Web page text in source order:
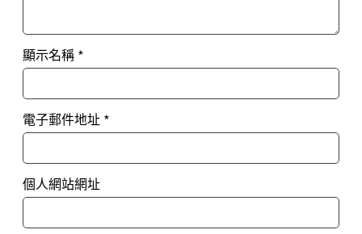
顯示名稱 *
電子郵件地址 *
個人網站網址